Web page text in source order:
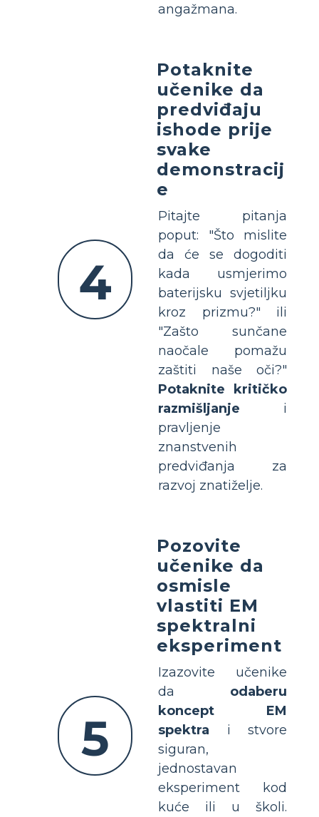
angažmana.
4
Potaknite
učenike da
predviđaju
ishode prije
svake
demonstracij
e
Pitajte pitanja
poput: "Što mislite
da će se dogoditi
kada usmjerimo
baterijsku svjetiljku
kroz prizmu?" ili
"Zašto sunčane
naočale pomažu
zaštiti naše oči?"
Potaknite kritičko
razmišljanje i
pravljenje
znanstvenih
predviđanja za
razvoj znatiželje.
5
Pozovite
učenike da
osmisle
vlastiti EM
spektralni
eksperiment
Izazovite učenike
da odaberu
koncept EM
spektra i stvore
siguran,
jednostavan
eksperiment kod
kuće ili u školi.